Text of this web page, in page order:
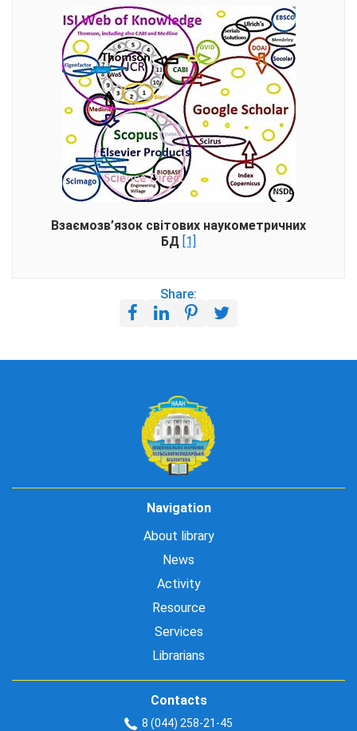
Взаємозв’язок світових наукометричних
БД [1]
Share:
Navigation
About library
News
Activity
Resource
Services
Librarians
Contacts
8 (044) 258-21-45